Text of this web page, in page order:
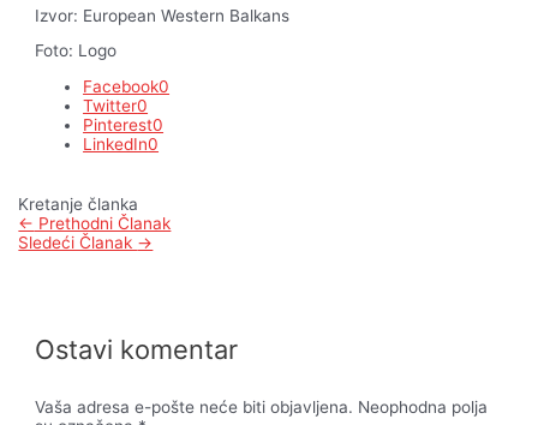
Izvor: European Western Balkans
Foto: Logo
Facebook0
Twitter0
Pinterest0
LinkedIn0
Kretanje članka
← Prethodni Članak
Sledeći Članak →
Ostavi komentar
Vaša adresa e-pošte neće biti objavljena. Neophodna polja